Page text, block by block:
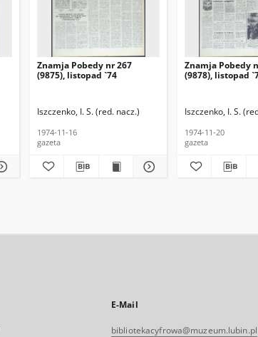
Znamja Pobedy nr 267
(9875), listopad `74
Iszczenko, I. S. (red. nacz.)
1974-11-16
gazeta
Znamja Pobedy
(9878), listopad
Iszczenko, I. S.
1974-11-20
gazeta
E-Mail
bibliotekacyfrowa@muzeum.lubin.pl